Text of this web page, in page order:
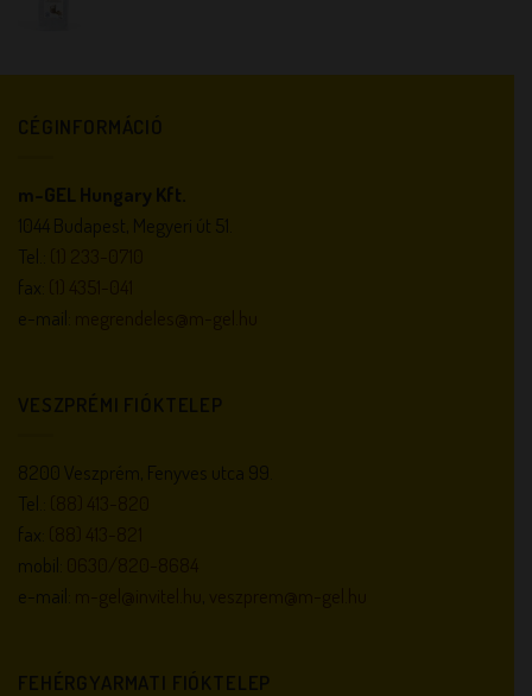
CÉGINFORMÁCIÓ
m-GEL Hungary Kft.
1044 Budapest, Megyeri út 51.
Tel.:
fax:
e-mail:
VESZPRÉMI FIÓKTELEP
8200 Veszprém, Fenyves utca 99.
Tel.:
fax:
mobil:
e-mail:
FEHÉRGYARMATI FIÓKTELEP